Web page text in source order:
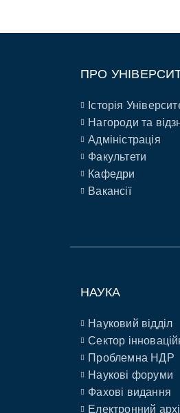
ПРО
Історія
Нагороди та
Адміністрація
Факультети
Кафедри
Вакансії
НАУКА
Науковий відділ
Сектор
Проблемна НДР
Наукові форуми
Фахові видання
Електронний